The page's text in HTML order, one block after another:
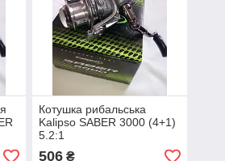
Котушка рибальська
Kalipso SABER 3000 (4+1)
5.2:1
506₴